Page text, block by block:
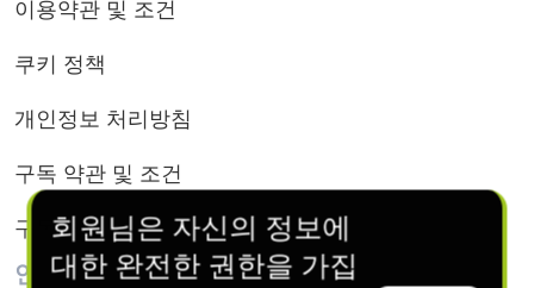
이용약관 및 조건
쿠키 정책
개인정보 처리방침
구독 약관 및 조건
구독 취소
연락처 정보
회원님은 자신의 정보에
대한 완전한 권한을 가집